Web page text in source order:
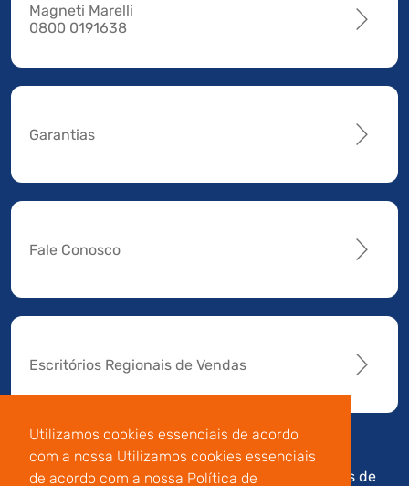
Utilizamos cookies essenciais de acordo
com a nossa Utilizamos cookies essenciais
de acordo com a nossa Política de
Magneti Marelli
0800 0191638
Garantias
Fale Conosco
Escritórios Regionais de Vendas
Av. Manoel da Nóbrega,
Termos de
Código de